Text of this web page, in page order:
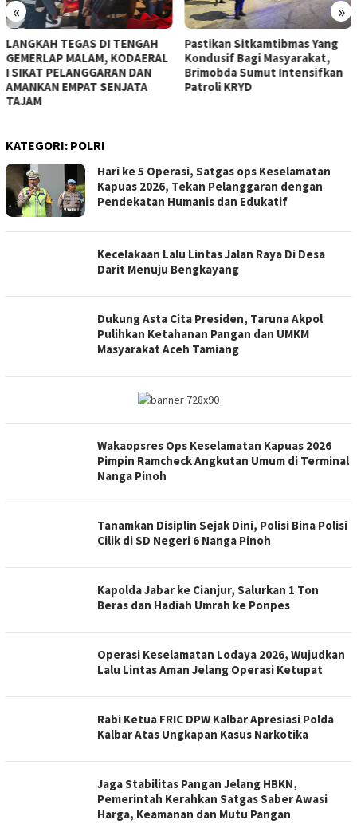
« »
LANGKAH TEGAS DI TENGAH
GEMERLAP MALAM, KODAERAL
I SIKAT PELANGGARAN DAN
AMANKAN EMPAT SENJATA
TAJAM
Pastikan Sitkamtibmas Yang
Kondusif Bagi Masyarakat,
Brimobda Sumut Intensifkan
Patroli KRYD
KATEGORI: POLRI
Hari ke 5 Operasi, Satgas ops Keselamatan
Kapuas 2026, Tekan Pelanggaran dengan
Pendekatan Humanis dan Edukatif
Kecelakaan Lalu Lintas Jalan Raya Di Desa
Darit Menuju Bengkayang
Dukung Asta Cita Presiden, Taruna Akpol
Pulihkan Ketahanan Pangan dan UMKM
Masyarakat Aceh Tamiang
Wakaopsres Ops Keselamatan Kapuas 2026
Pimpin Ramcheck Angkutan Umum di Terminal
Nanga Pinoh
Tanamkan Disiplin Sejak Dini, Polisi Bina Polisi
Cilik di SD Negeri 6 Nanga Pinoh
Kapolda Jabar ke Cianjur, Salurkan 1 Ton
Beras dan Hadiah Umrah ke Ponpes
Operasi Keselamatan Lodaya 2026, Wujudkan
Lalu Lintas Aman Jelang Operasi Ketupat
Rabi Ketua FRIC DPW Kalbar Apresiasi Polda
Kalbar Atas Ungkapan Kasus Narkotika
Jaga Stabilitas Pangan Jelang HBKN,
Pemerintah Kerahkan Satgas Saber Awasi
Harga, Keamanan dan Mutu Pangan